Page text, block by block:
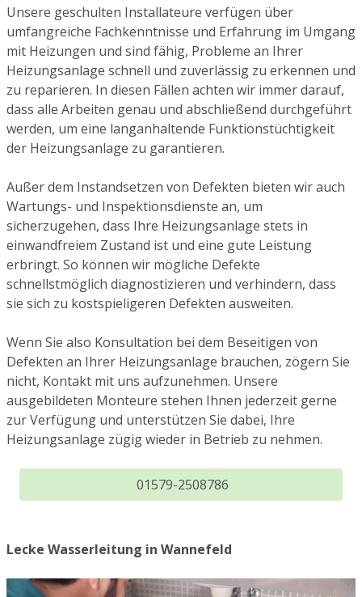
Unsere geschulten Installateure verfügen über
umfangreiche Fachkenntnisse und Erfahrung im Umgang
mit Heizungen und sind fähig, Probleme an Ihrer
Heizungsanlage schnell und zuverlässig zu erkennen und
zu reparieren. In diesen Fällen achten wir immer darauf,
dass alle Arbeiten genau und abschließend durchgeführt
werden, um eine langanhaltende Funktionstüchtigkeit
der Heizungsanlage zu garantieren.
Außer dem Instandsetzen von Defekten bieten wir auch
Wartungs- und Inspektionsdienste an, um
sicherzugehen, dass Ihre Heizungsanlage stets in
einwandfreiem Zustand ist und eine gute Leistung
erbringt. So können wir mögliche Defekte
schnellstmöglich diagnostizieren und verhindern, dass
sie sich zu kostspieligeren Defekten ausweiten.
Wenn Sie also Konsultation bei dem Beseitigen von
Defekten an Ihrer Heizungsanlage brauchen, zögern Sie
nicht, Kontakt mit uns aufzunehmen. Unsere
ausgebildeten Monteure stehen Ihnen jederzeit gerne
zur Verfügung und unterstützen Sie dabei, Ihre
Heizungsanlage zügig wieder in Betrieb zu nehmen.
01579-2508786
Lecke Wasserleitung in Wannefeld